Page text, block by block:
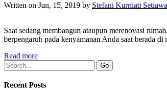
Written on Jun, 15, 2019 by Stefani Kurniati
Saat sedang membangun ataupun merenovasi
berpengaruh pada kenyamanan Anda saat berada
Read more
Recent Posts